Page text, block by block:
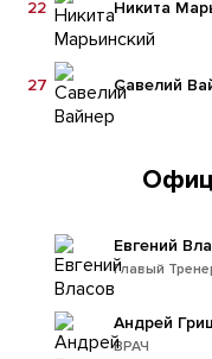
Никита
22
Савелий
27
Главый
Евгений
ВРАЧ
Андрей